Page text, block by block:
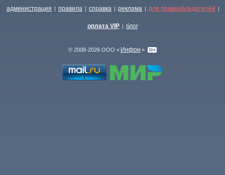
администрация | правила | справка | реклама | для правообладателей |
оплата VIP | блог
© 2008-2026 ООО « Инфон »